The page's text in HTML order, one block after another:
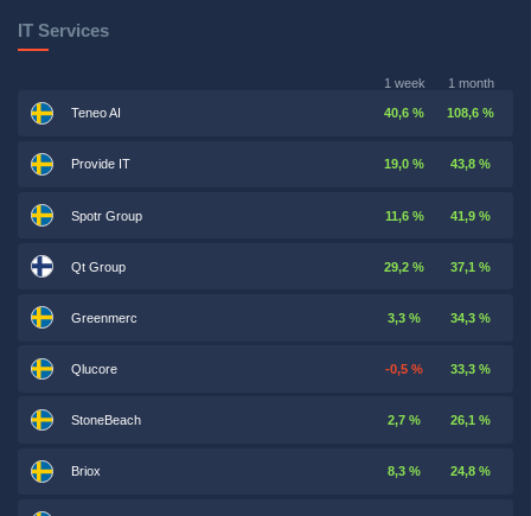
IT Services
1 week 1 month
Teneo AI 40,6 % 108,6 %
Provide IT 19,0 % 43,8 %
Spotr Group 11,6 % 41,9 %
Qt Group 29,2 % 37,1 %
Greenmerc 3,3 % 34,3 %
Qlucore -0,5 % 33,3 %
StoneBeach 2,7 % 26,1 %
Briox 8,3 % 24,8 %